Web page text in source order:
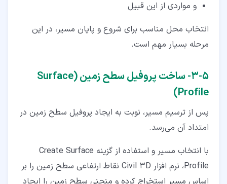
و مواردی از این قبیل
انتخاب محل مناسب برای شروع و پایان مسیر، در این
مرحله بسیار مهم است.
۵‏-‏۳‏- ساخت پروفیل سطح زمین (Surface
Profile)
پس از ترسیم مسیر، نوبت به ایجاد پروفیل سطح زمین در
امتداد آن می‌رسد.
با انتخاب مسیر و استفاده از گزینه Create Surface
Profile، نرم افزار Civil 3D نقاط ارتفاعی سطح زمین را بر
اساس مسیر استخراج کرده و منحنی سطح زمین را ایجاد